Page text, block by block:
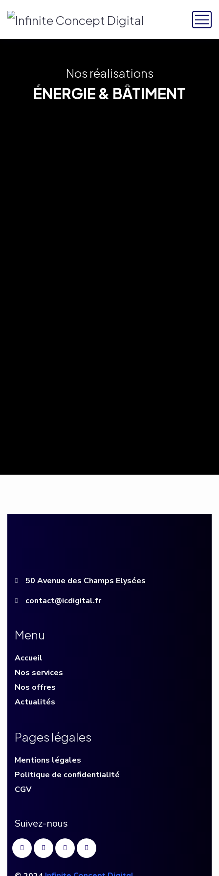
ÉNERGIE & BÂTIMENT
Nos réalisations
50 Avenue des Champs Elysées
contact@icdigital.fr
Menu
Accueil
Nos services
Nos offres
Actualités
Pages légales
Mentions légales
Politique de confidentialité
CGV
Suivez-nous